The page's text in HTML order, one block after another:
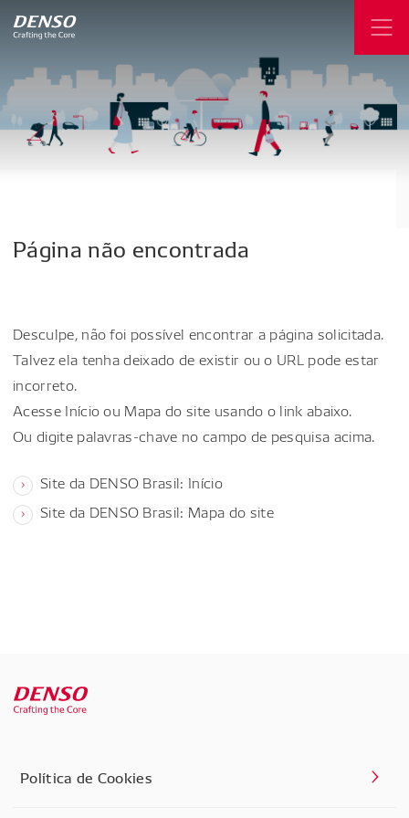
Página não encontrada
Desculpe, não foi possível encontrar a página solicitada.
Talvez ela tenha deixado de existir ou o URL pode estar
incorreto.
Acesse Início ou Mapa do site usando o link abaixo.
Ou digite palavras-chave no campo de pesquisa acima.
Site da DENSO Brasil: Início
Site da DENSO Brasil: Mapa do site
Política de Cookies